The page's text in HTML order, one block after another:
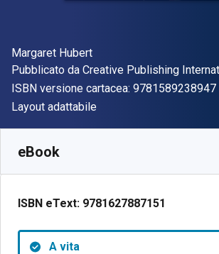
Autore(i)
Margaret Hubert
Editore
Pubblicato da Creative Publishing
ISBN versione cartacea: 9781589238947
Formato
Layout adattabile
eBook
ISBN eText: 9781627887151
A vita